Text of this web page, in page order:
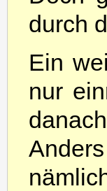
durch
Ein
nur